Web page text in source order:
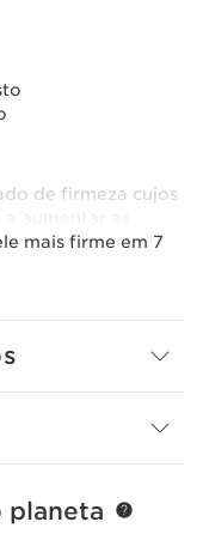
de firmeza cujos
mais firme em 7
graças ao seu
e contribuir para a
planeta